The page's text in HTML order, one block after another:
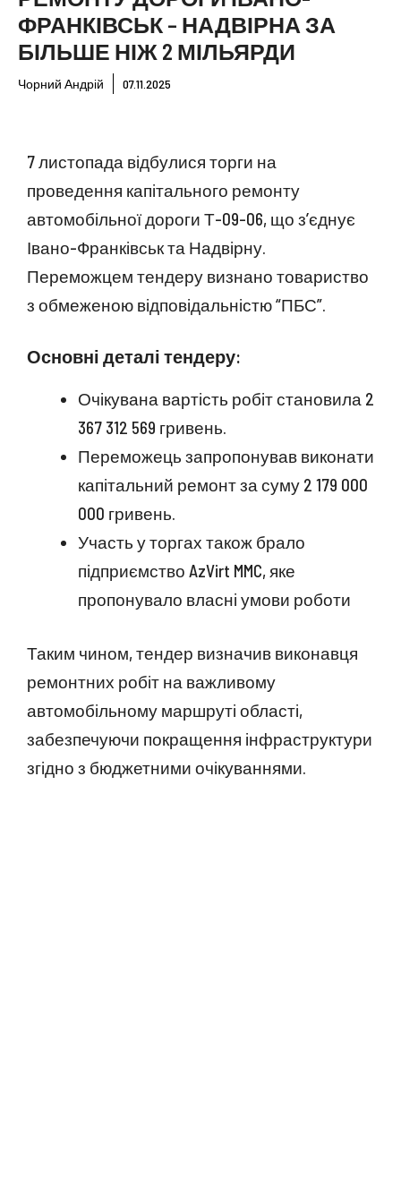
ФРАНКІВСЬК – НАДВІРНА ЗА
БІЛЬШЕ НІЖ 2 МІЛЬЯРДИ
Чорний Андрій 07.11.2025
7 листопада відбулися торги на
проведення капітального ремонту
автомобільної дороги Т-09-06, що з’єднує
Івано-Франківськ та Надвірну.
Переможцем тендеру визнано товариство
з обмеженою відповідальністю “ПБС”.
Основні деталі тендеру:
Очікувана вартість робіт становила 2
367 312 569 гривень.
Переможець запропонував виконати
капітальний ремонт за суму 2 179 000
000 гривень.
Участь у торгах також брало
підприємство AzVirt MMC, яке
пропонувало власні умови роботи
Таким чином, тендер визначив виконавця
ремонтних робіт на важливому
автомобільному маршруті області,
забезпечуючи покращення інфраструктури
згідно з бюджетними очікуваннями.